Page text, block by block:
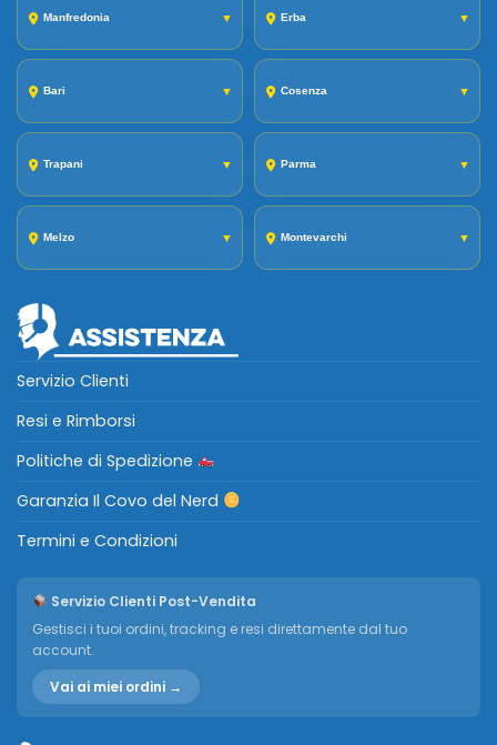
Manfredonia ▼ Erba ▼
Bari ▼ Cosenza ▼
Trapani ▼ Parma ▼
Melzo ▼ Montevarchi ▼
Servizio Clienti
Resi e Rimborsi
Politiche di Spedizione
Garanzia Il Covo del Nerd
Termini e Condizioni
Servizio Clienti Post-Vendita
Gestisci i tuoi ordini, tracking e resi direttamente dal tuo
account.
Vai ai miei ordini →